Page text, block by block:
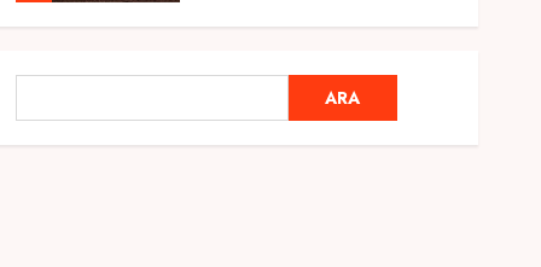
Ramazan Ayı 2025:
Manevi Atmosfer ve Özel
Hazırlıklar
ARA